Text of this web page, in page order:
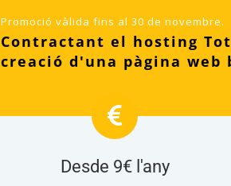
Promoció vàlida fins al 30 de novembre.
Contractant el hosting
creació d'una pàgina web
Desde 9€ l'any